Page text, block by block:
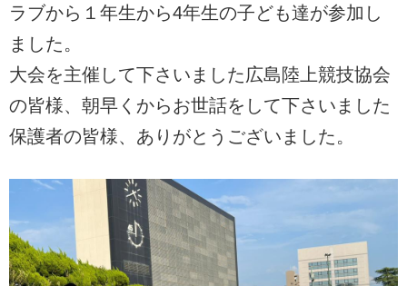
ラブから１年生から4年生の子ども達が参加し
ました。
大会を主催して下さいました広島陸上競技協会
の皆様、朝早くからお世話をして下さいました
保護者の皆様、ありがとうございました。